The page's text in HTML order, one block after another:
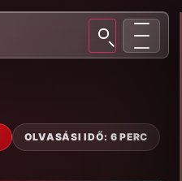
OLVASÁSI IDŐ: 6 PERC